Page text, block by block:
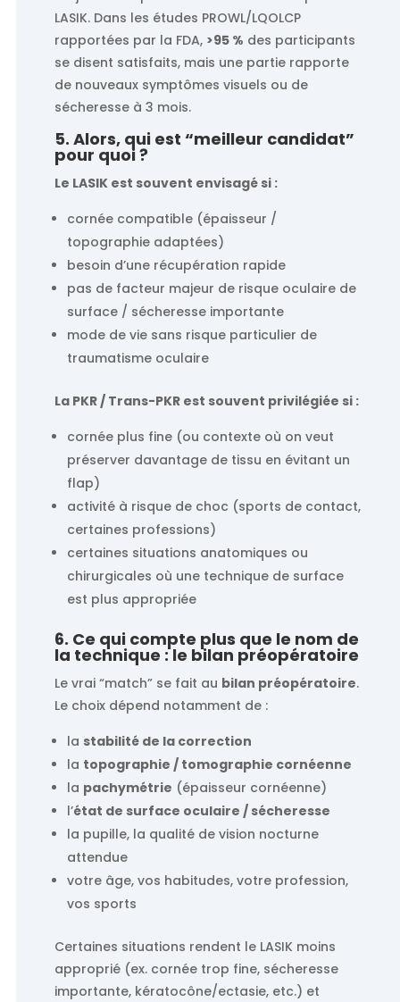
LASIK. Dans les études PROWL/LQOLCP
rapportées par la FDA, >95 % des participants
se disent satisfaits, mais une partie rapporte
de nouveaux symptômes visuels ou de
sécheresse à 3 mois.
5. Alors, qui est “meilleur candidat”
pour quoi ?
Le LASIK est souvent envisagé si :
cornée compatible (épaisseur /
topographie adaptées)
besoin d’une récupération rapide
pas de facteur majeur de risque oculaire de
surface / sécheresse importante
mode de vie sans risque particulier de
traumatisme oculaire
La PKR / Trans-PKR est souvent privilégiée si :
cornée plus fine (ou contexte où on veut
préserver davantage de tissu en évitant un
flap)
activité à risque de choc (sports de contact,
certaines professions)
certaines situations anatomiques ou
chirurgicales où une technique de surface
est plus appropriée
6. Ce qui compte plus que le nom de
la technique : le bilan préopératoire
Le vrai “match” se fait au bilan préopératoire.
Le choix dépend notamment de :
la stabilité de la correction
la topographie / tomographie cornéenne
la pachymétrie (épaisseur cornéenne)
l’état de surface oculaire / sécheresse
la pupille, la qualité de vision nocturne
attendue
votre âge, vos habitudes, votre profession,
vos sports
Certaines situations rendent le LASIK moins
approprié (ex. cornée trop fine, sécheresse
importante, kératocône/ectasie, etc.) et